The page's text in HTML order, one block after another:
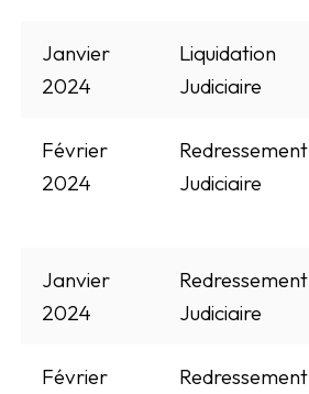
Janvier
2024
Liquidation
Judiciaire
Février
2024
Redressement
Judiciaire
Janvier
2024
Redressement
Judiciaire
Février
Redressement